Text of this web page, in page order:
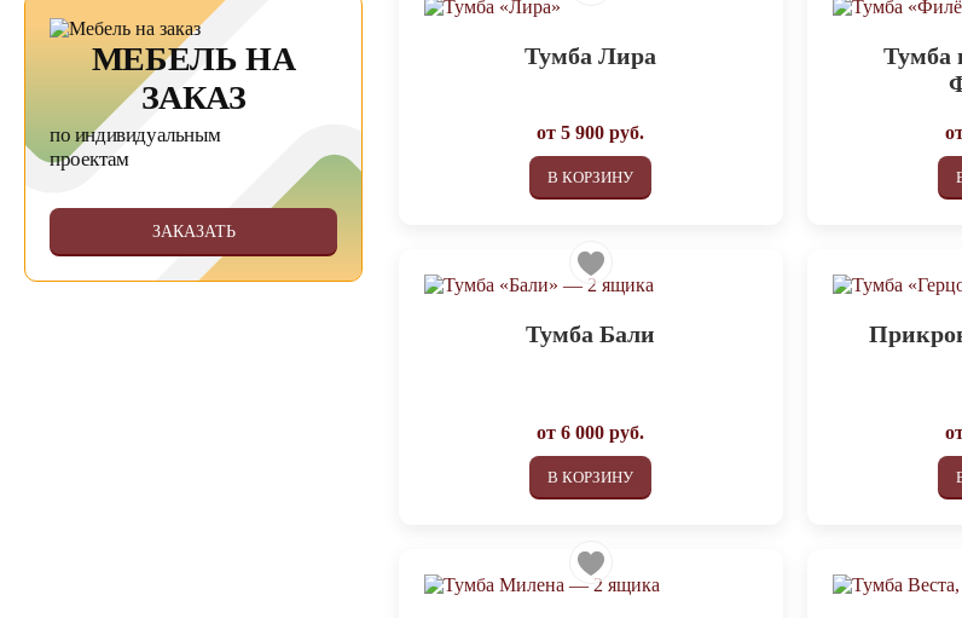
МЕБЕЛЬ НА
ЗАКАЗ
по индивидуальным
проектам
ЗАКАЗАТЬ
Тумба Лира
от5 900 руб.
В КОРЗИНУ
Тумба
Тумба Бали
от6 000 руб.
В КОРЗИНУ